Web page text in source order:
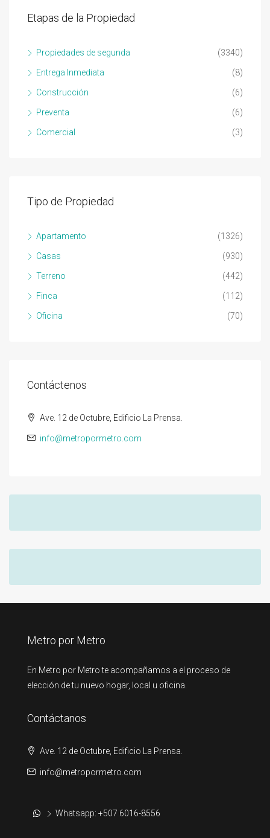
Etapas de la Propiedad
Propiedades de segunda (3340)
Entrega Inmediata (8)
Construcción (6)
Preventa (6)
Comercial (3)
Tipo de Propiedad
Apartamento (1326)
Casas (930)
Terreno (442)
Finca (112)
Oficina (70)
Contáctenos
Ave. 12 de Octubre, Edificio La Prensa.
info@metropormetro.com
Metro por Metro
En Metro por Metro te acompañamos a el proceso de
elección de tu nuevo hogar, local u oficina.
Contáctanos
Ave. 12 de Octubre, Edificio La Prensa.
info@metropormetro.com
Whatsapp: +507 6016-8556